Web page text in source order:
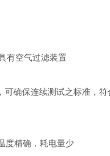
有空气过滤装置
确保连续测试之标准，
度精确，耗电量少